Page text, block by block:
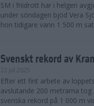
SM i friidrott har i helgen
under söndagen bjöd Vera
hon tidigare vann 1 500 m
Svenskt rekord av
22 jul 2025
Efter ett fint arbete av
avslutande 200 metrarna
svenska rekord på 1 000 m